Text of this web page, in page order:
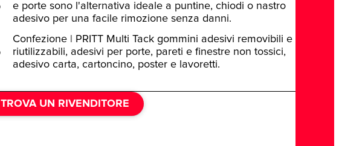
e porte sono l'alternativa ideale a puntine, chiodi o nastro
adesivo per una facile rimozione senza danni.
Confezione | PRITT Multi Tack gommini adesivi removibili e
riutilizzabili, adesivi per porte, pareti e finestre non tossici,
adesivo carta, cartoncino, poster e lavoretti.
TROVA UN RIVENDITORE